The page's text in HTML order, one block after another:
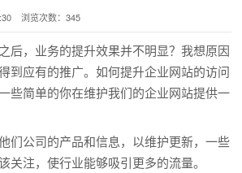
浏览次数：345
后，业务的提升效果并不明显？我想原因
到应有的推广。如何提升企业网站的访问
些简单的你在维护我们的企业网站提供一
们公司的产品和信息，以维护更新，一些
关注，使行业能够吸引更多的流量。